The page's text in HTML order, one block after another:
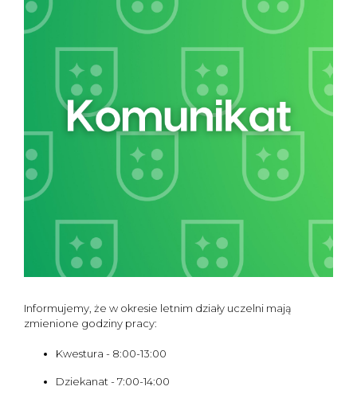
Informujemy, że w okresie letnim działy uczelni mają
zmienione godziny pracy:
Kwestura - 8:00-13:00
Dziekanat - 7:00-14:00